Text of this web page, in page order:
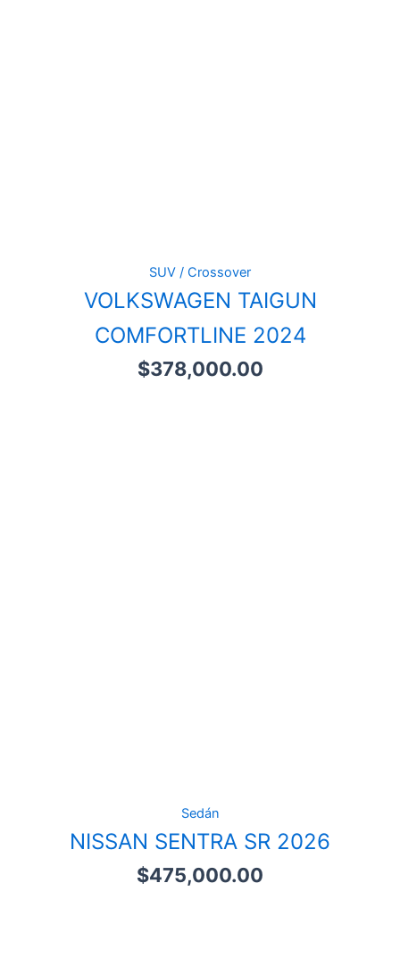
SUV / Crossover
VOLKSWAGEN TAIGUN
COMFORTLINE 2024
$378,000.00
Sedán
NISSAN SENTRA SR 2026
$475,000.00